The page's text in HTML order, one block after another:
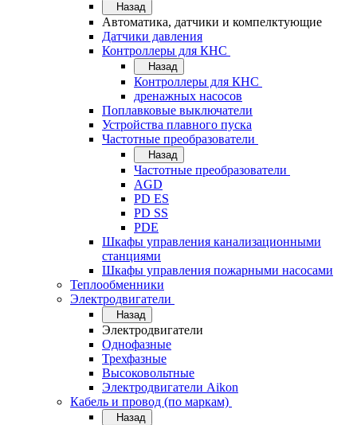
Назад
Автоматика, датчики и компелктующие
Датчики давления
Контроллеры для КНС
Назад
Контроллеры для КНС
дренажных насосов
Поплавковые выключатели
Устройства плавного пуска
Частотные преобразователи
Назад
Частотные преобразователи
AGD
PD ES
PD SS
PDE
Шкафы управления канализационными
станциями
Шкафы управления пожарными насосами
Теплообменники
Электродвигатели
Назад
Электродвигатели
Однофазные
Трехфазные
Высоковольтные
Электродвигатели Aikon
Кабель и провод (по маркам)
Назад